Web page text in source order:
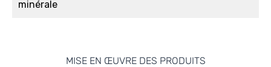
minérale
MISE EN ŒUVRE DES PRODUITS